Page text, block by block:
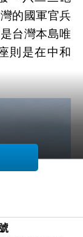
的國軍官兵
台灣本島唯
則是在中和